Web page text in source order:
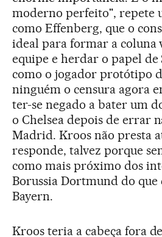
moderno perfeito", repete
como Effenberg, que o
ideal para formar a coluna
equipe e herdar o papel
como o jogador protótipo
ninguém o censura agora
ter-se negado a bater um
o Chelsea depois de errar
Madrid. Kroos não presta
responde, talvez porque
como mais próximo dos
Borussia Dortmund do
Bayern.
Kroos teria a cabeça fora